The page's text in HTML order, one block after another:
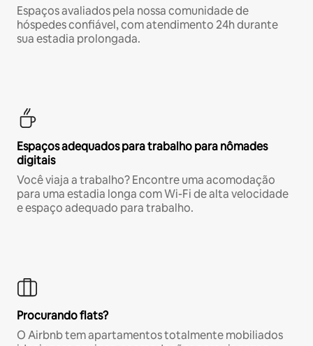
Espaços avaliados pela nossa comunidade de
hóspedes confiável, com atendimento 24h durante
sua estadia prolongada.
Espaços adequados para trabalho para nômades
digitais
Você viaja a trabalho? Encontre uma acomodação
para uma estadia longa com Wi-Fi de alta velocidade
e espaço adequado para trabalho.
Procurando flats?
O Airbnb tem apartamentos totalmente mobiliados